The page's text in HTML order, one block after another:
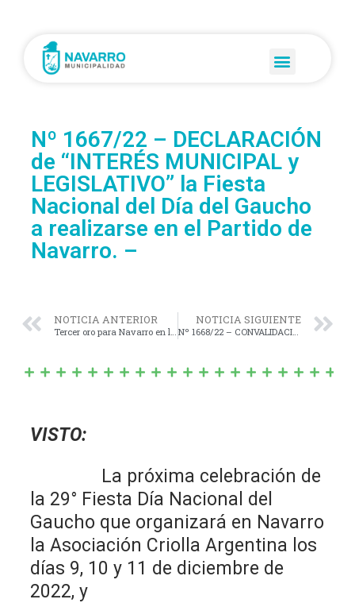
Nº 1667/22 – DECLARACIÓN
de “INTERÉS MUNICIPAL y
LEGISLATIVO” la Fiesta
Nacional del Día del Gaucho
a realizarse en el Partido de
Navarro. –
NOTICIA ANTERIOR
Tercer oro para Navarro en los Juegos Bonaerenses 2022.
NOTICIA SIGUIENTE
Nº 1668/22 – CONVALIDACIÓN del “CONVENIO MARCO de COOPERACIÓN”, suscripto con la FUNDACIÓN UNIVERSIDAD de BELGRANO. –
VISTO:
La próxima celebración de
la 29° Fiesta Día Nacional del
Gaucho que organizará en Navarro
la Asociación Criolla Argentina los
días 9, 10 y 11 de diciembre de
2022, y